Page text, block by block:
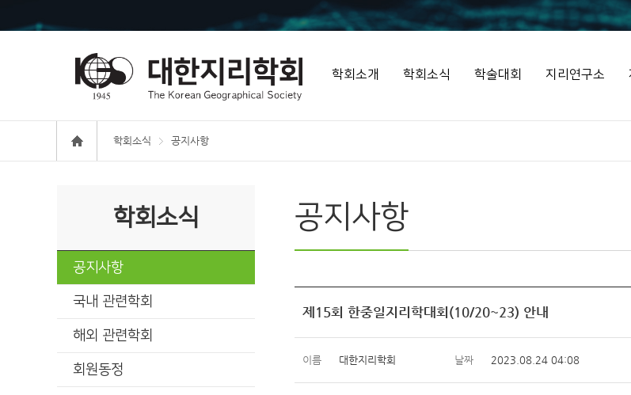
학회소개 학회소식 학술대회 지리연구소
학회소식 공지사항
학회소식
공지사항
국내 관련학회
해외 관련학회
회원동정
공지사항
제15회 한중일지리학대회(10/20~23) 안내
이름 대한지리학회 날짜 2023.08.24 04:08